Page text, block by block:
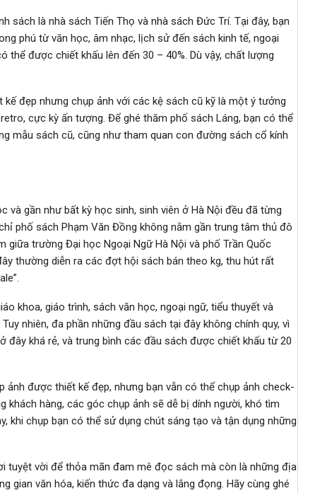
sách là nhà sách Tiến Thọ và nhà sách Đức Trí. Tại đây, bạn
phú từ văn học, âm nhạc, lịch sử đến sách kinh tế, ngoại
thể được chiết khấu lên đến 30 – 40%. Dù vậy, chất lượng
đẹp nhưng chụp ảnh với các kệ sách cũ kỹ là một ý tưởng
cực kỳ ấn tượng. Để ghé thăm phố sách Láng, bạn có thể
mẫu sách cũ, cũng như tham quan con đường sách cổ kính
gần như bất kỳ học sinh, sinh viên ở Hà Nội đều đã từng
phố sách Phạm Văn Đồng không nằm gần trung tâm thủ đô
trường Đại học Ngoại Ngữ Hà Nội và phố Trần Quốc
thường diễn ra các đợt hội sách bán theo kg, thu hút rất
khoa, giáo trình, sách văn học, ngoại ngữ, tiểu thuyết và
nhiên, đa phần những đầu sách tại đây không chính quy, vì
đây khá rẻ, và trung bình các đầu sách được chiết khấu từ 20
được thiết kế đẹp, nhưng bạn vẫn có thể chụp ảnh check-
khách hàng, các góc chụp ảnh sẽ dễ bị dính người, khó tìm
khi chụp bạn có thể sử dụng chút sáng tạo và tận dụng những
tuyệt vời để thỏa mãn đam mê đọc sách mà còn là những địa
gian văn hóa, kiến thức đa dạng và lắng đọng. Hãy cùng ghé